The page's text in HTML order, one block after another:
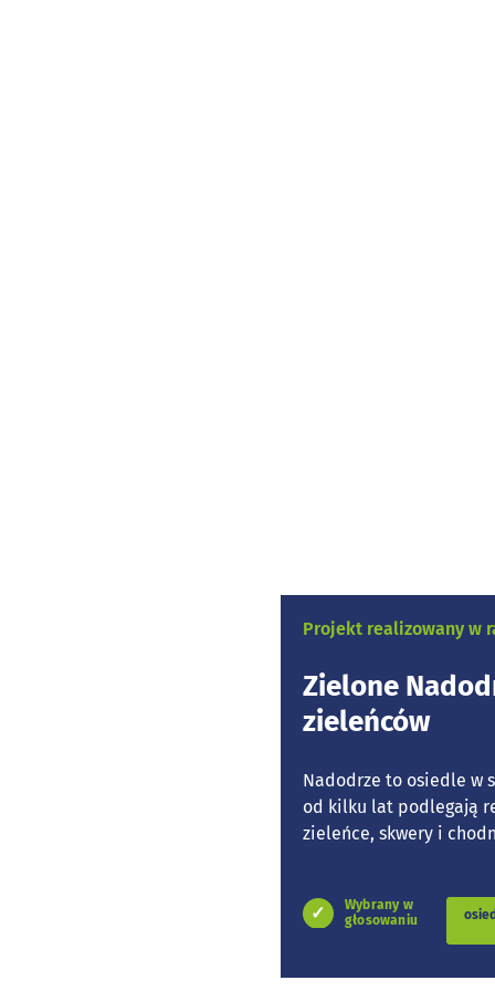
Projekt realizowany w
Zielone
zieleńców
Nadodrze to osiedle w
od kilku lat podlegają
zieleńce, skwery i
Wybrany w
głosowaniu